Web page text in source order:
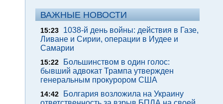
ВАЖНЫЕ НОВОСТИ
15:23
1038-й день войны: действия в Газе,
Ливане и Сирии, операции в Иудее и
Самарии
15:22
Большинством в один голос:
бывший адвокат Трампа утвержден
генеральным прокурором США
14:42
Болгария возложила на Украину